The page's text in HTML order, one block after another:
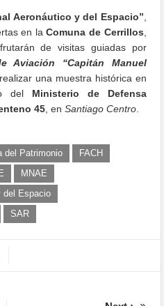
Aeronáutico y del Espacio”
en laComuna de Cerrillos
de visitas guiadas por
Aviación “Capitán Manuel
una muestra histórica en
del Ministerio de Defensa
45 , enSantiago Centro
del Patrimonio
FACH
MNAE
del Espacio
SAR